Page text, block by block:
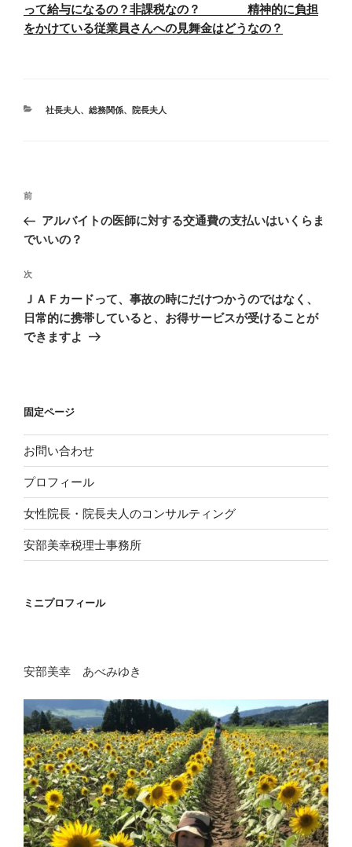
って給与になるの？非課税なの？ 精神的に負担
をかけている従業員さんへの見舞金はどうなの？
カ
社長夫人 、 総務関係、 院長夫人
投
ナ
ゲ
ー
シ
ョ
前
の
投
前
アルバイトの医師に対する交通費の支払いはいくらま
でいいの？
次
の
投
稿
次
ＪＡＦカードって、事故の時にだけつかうのではなく、
日常的に携帯していると、お得サービスが受けることが
できますよ
固定ページ
お問い合わせ
プロフィール
女性院長・院長夫人のコンサルティング
安部美幸税理士事務所
ミニプロフィール
安部美幸 あべみゆき